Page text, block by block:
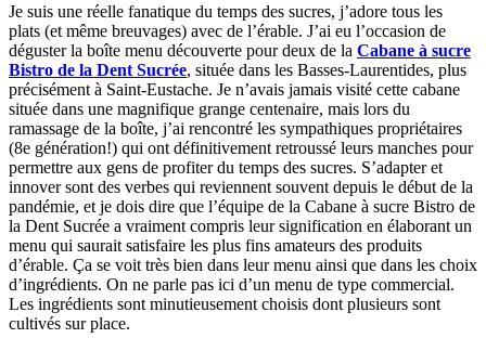
Je suis une réelle fanatique du temps des sucres, j’adore tous les
plats (et même breuvages) avec de l’érable. J’ai eu l’occasion de
déguster la boîte menu découverte pour deux de la Cabane à sucre
Bistro de la Dent Sucrée, située dans les Basses-Laurentides, plus
précisément à Saint-Eustache. Je n’avais jamais visité cette cabane
située dans une magnifique grange centenaire, mais lors du
ramassage de la boîte, j’ai rencontré les sympathiques propriétaires
(8e génération!) qui ont définitivement retroussé leurs manches pour
permettre aux gens de profiter du temps des sucres. S’adapter et
innover sont des verbes qui reviennent souvent depuis le début de la
pandémie, et je dois dire que l’équipe de la Cabane à sucre Bistro de
la Dent Sucrée a vraiment compris leur signification en élaborant un
menu qui saurait satisfaire les plus fins amateurs des produits
d’érable. Ça se voit très bien dans leur menu ainsi que dans les choix
d’ingrédients. On ne parle pas ici d’un menu de type commercial.
Les ingrédients sont minutieusement choisis dont plusieurs sont
cultivés sur place.